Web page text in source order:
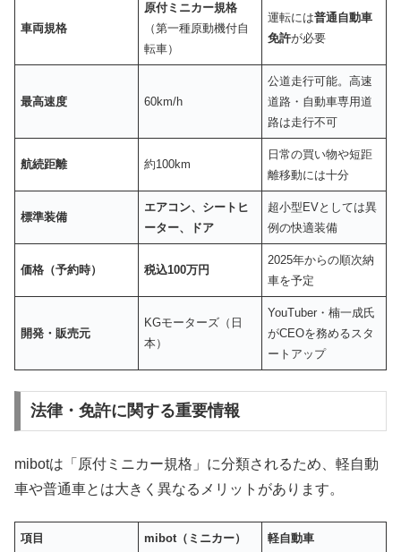
車両規格
原付ミニカー規格
（第一種原動機付自
転車）
運転には普通自動車
免許が必要
最高速度 60km/h
公道走行可能。高速
道路・自動車専用道
路は走行不可
航続距離 約100km
日常の買い物や短距
離移動には十分
標準装備
エアコン、シートヒ
ーター、ドア
超小型EVとしては異
例の快適装備
価格（予約時） 税込100万円
2025年からの順次納
車を予定
開発・販売元
KGモーターズ（日
本）
YouTuber・楠一成氏
がCEOを務めるスタ
ートアップ
法律・免許に関する重要情報
mibotは「原付ミニカー規格」に分類されるため、軽自動
車や普通車とは大きく異なるメリットがあります。
項目 mibot（ミニカー） 軽自動車